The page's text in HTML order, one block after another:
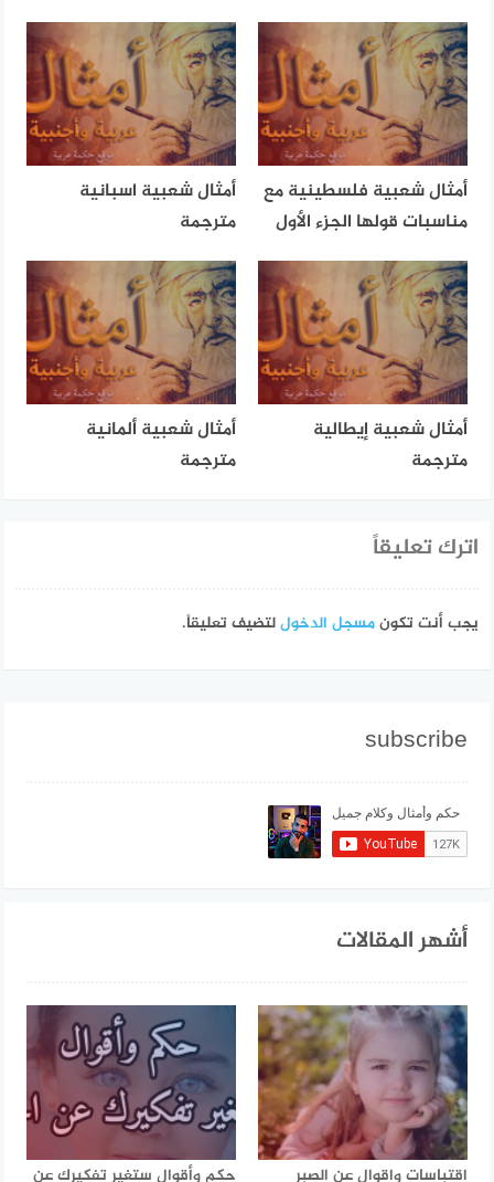
أمثال شعبية فلسطينية مع
مناسبات قولها الجزء الأول
أمثال شعبية اسبانية
مترجمة
أمثال شعبية إيطالية
مترجمة
أمثال شعبية ألمانية
مترجمة
اترك تعليقاً
يجب أنت تكونمسجل الدخوللتضيف تعليقاً.
subscribe
أشهر المقالات
اقتباسات واقوال عن الصبر حكم وأقوال ستغير تفكيرك عن